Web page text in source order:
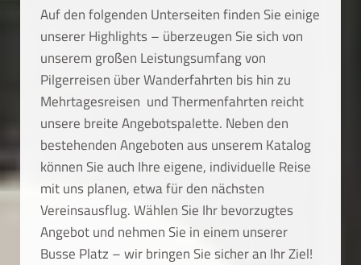
Auf den folgenden Unterseiten finden Sie einige
unserer Highlights – überzeugen Sie sich von
unserem großen Leistungsumfang von
Pilgerreisen über Wanderfahrten bis hin zu
Mehrtagesreisen und Thermenfahrten reicht
unsere breite Angebotspalette. Neben den
bestehenden Angeboten aus unserem Katalog
können Sie auch Ihre eigene, individuelle Reise
mit uns planen, etwa für den nächsten
Vereinsausflug. Wählen Sie Ihr bevorzugtes
Angebot und nehmen Sie in einem unserer
Busse Platz – wir bringen Sie sicher an Ihr Ziel!